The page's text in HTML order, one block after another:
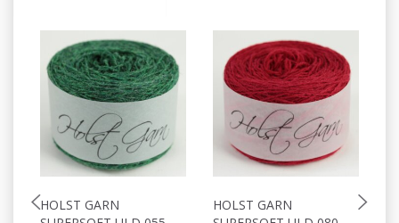
HOLST GARN
HOLST GARN